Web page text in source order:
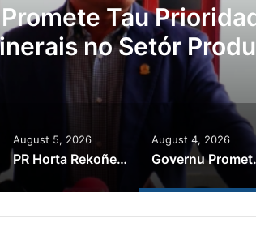
Tau
no Setór
August 5, 2026
PR Horta Rekoñese Timoroan Sira Iha Diáspora Nia Kontribuisaun
August 4, 2026
Governu